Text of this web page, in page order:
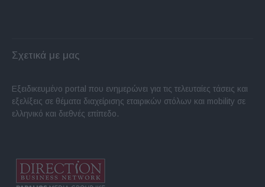
Σχετικά με μας
Εξειδικευμένο portal που ενημερώνει για τις τελευταίες τάσεις και
εξελίξεις σε θέματα διαχείρισης εταιρικών στόλων και mobility σε
ελληνικό και διεθνές επίπεδο.